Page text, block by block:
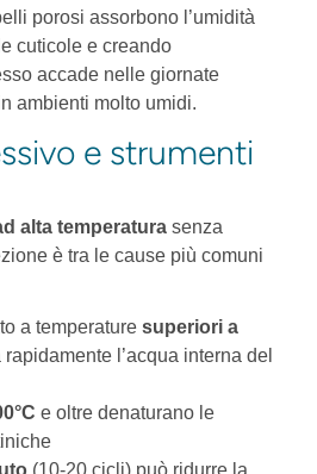
porosi assorbono l’umidità
cuticole e creando
accade nelle giornate
ambienti molto umidi.
e strumenti
alta temperatura senza
è tra le cause più comuni
a temperature superiori a
l’acqua interna del
e oltre denaturano le
(10-20 cicli) può ridurre la